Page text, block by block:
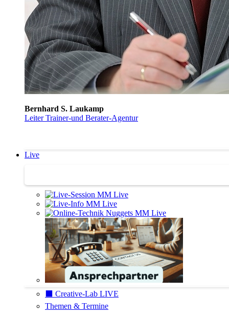
Bernhard S. Laukamp
Leiter Trainer-und Berater-Agentur
Live
⬛️ Creative-Lab LIVE
Themen & Termine